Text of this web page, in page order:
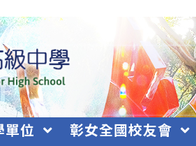
單位 彰女全國校友會